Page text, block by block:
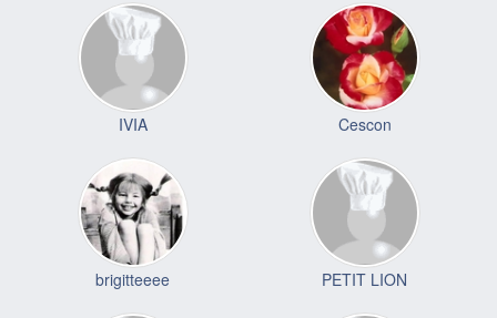
IVIA Cescon
brigitteeee PETIT LION